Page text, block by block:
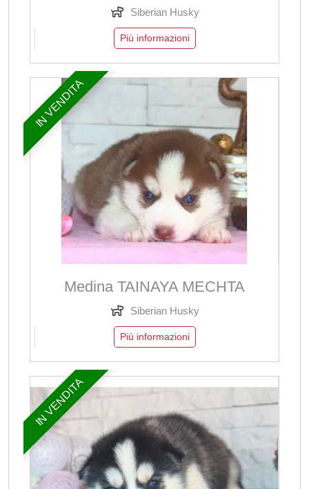
Siberian Husky
Più informazioni
IN VENDITA
Medina TAINAYA MECHTA
Siberian Husky
Più informazioni
IN VENDITA